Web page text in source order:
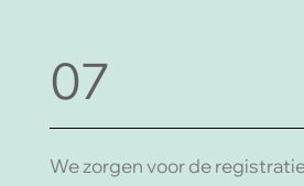
07
We zorgen voor de